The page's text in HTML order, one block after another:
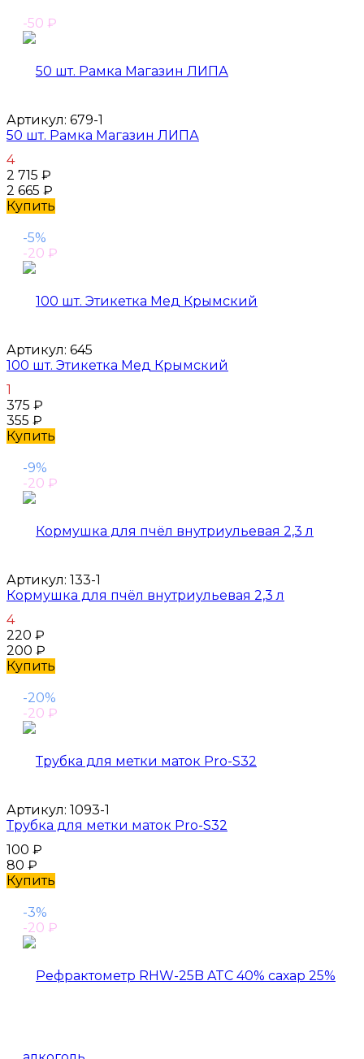
-50 ₽
Артикул: 679-1
50 шт. Рамка Магазин ЛИПА
4
2 715 ₽
2 665 ₽
Купить
-5%
-20 ₽
Артикул: 645
100 шт. Этикетка Мед Крымский
1
375 ₽
355 ₽
Купить
-9%
-20 ₽
Артикул: 133-1
Кормушка для пчёл внутриульевая 2,3 л
4
220 ₽
200 ₽
Купить
-20%
-20 ₽
Артикул: 1093-1
Трубка для метки маток Pro-S32
100 ₽
80 ₽
Купить
-3%
-20 ₽